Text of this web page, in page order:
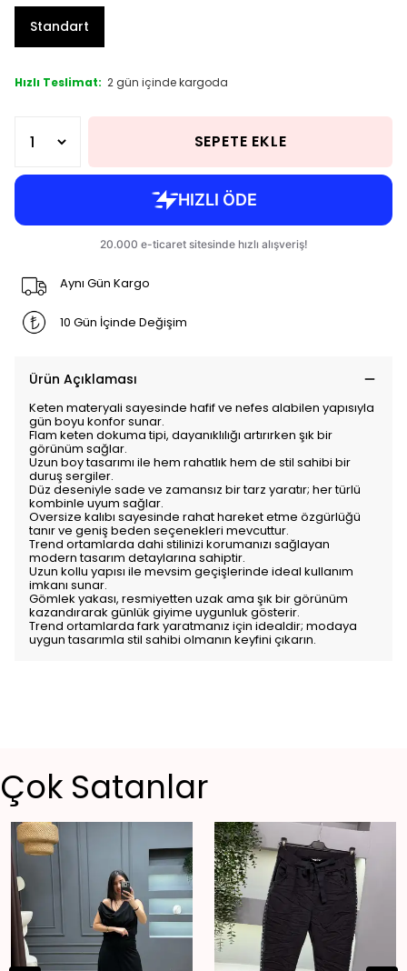
Standart
Hızlı Teslimat: 2 gün içinde kargoda
SEPETE EKLE
Aynı Gün Kargo
10 Gün İçinde Değişim
Ürün Açıklaması
Keten materyali sayesinde hafif ve nefes alabilen yapısıyla
gün boyu konfor sunar.
Flam keten dokuma tipi, dayanıklılığı artırırken şık bir
görünüm sağlar.
Uzun boy tasarımı ile hem rahatlık hem de stil sahibi bir
duruş sergiler.
Düz deseniyle sade ve zamansız bir tarz yaratır; her türlü
kombinle uyum sağlar.
Oversize kalıbı sayesinde rahat hareket etme özgürlüğü
tanır ve geniş beden seçenekleri mevcuttur.
Trend ortamlarda dahi stilinizi korumanızı sağlayan
modern tasarım detaylarına sahiptir.
Uzun kollu yapısı ile mevsim geçişlerinde ideal kullanım
imkanı sunar.
Gömlek yakası, resmiyetten uzak ama şık bir görünüm
kazandırarak günlük giyime uygunluk gösterir.
Trend ortamlarda fark yaratmanız için idealdir; modaya
uygun tasarımla stil sahibi olmanın keyfini çıkarın.
Çok Satanlar